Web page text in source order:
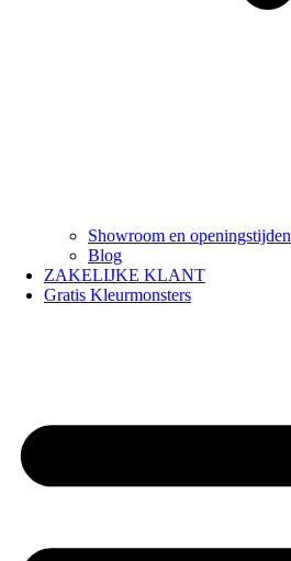
Showroom en openingstijden
Blog
ZAKELIJKE KLANT
Gratis Kleurmonsters